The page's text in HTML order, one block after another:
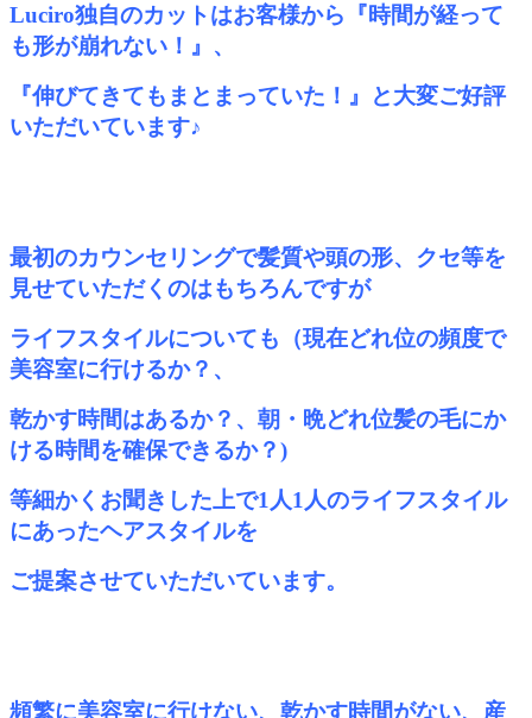
Luciro独自のカットはお客様から『時間が経って
も形が崩れない！』、
『伸びてきてもまとまっていた！』と大変ご好評
いただいています♪
最初のカウンセリングで髪質や頭の形、クセ等を
見せていただくのはもちろんですが
ライフスタイルについても（現在どれ位の頻度で
美容室に行けるか？、
乾かす時間はあるか？、朝・晩どれ位髪の毛にか
ける時間を確保できるか？)
等細かくお聞きした上で1人1人のライフスタイル
にあったヘアスタイルを
ご提案させていただいています。
頻繁に美容室に行けない、乾かす時間がない、産